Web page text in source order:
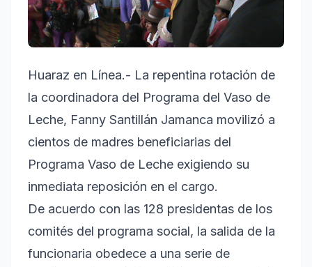
Huaraz en Línea.- La repentina rotación de
la coordinadora del Programa del Vaso de
Leche, Fanny Santillán Jamanca movilizó a
cientos de madres beneficiarias del
Programa Vaso de Leche exigiendo su
inmediata reposición en el cargo.
De acuerdo con las 128 presidentas de los
comités del programa social, la salida de la
funcionaria obedece a una serie de